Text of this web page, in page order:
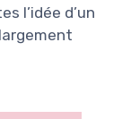
l’idée d’un